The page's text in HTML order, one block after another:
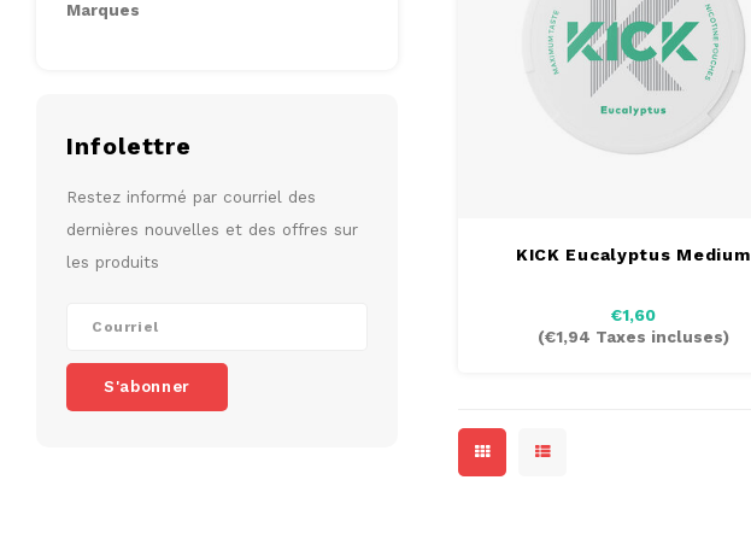
Marques
Infolettre
Restez informé par courriel des
dernières nouvelles et des offres sur
les produits
S'abonner
KICK Eucalyptus Medium
€1,60
(€1,94 Taxes incluses)